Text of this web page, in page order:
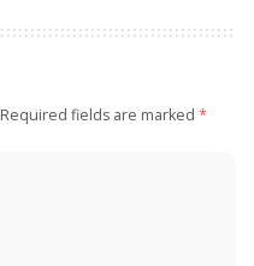
Required fields are marked *